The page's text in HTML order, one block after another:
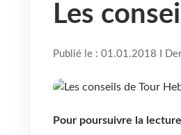
Les
Publié le : 01.01.2018 I
Pour poursuivre la